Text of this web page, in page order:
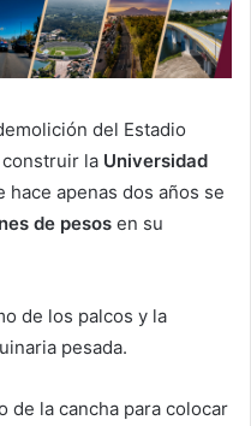
del Estadio
construir la Universidad
hace apenas dos años se
de pesos en su
de los palcos y la
pesada.
de la cancha para colocar